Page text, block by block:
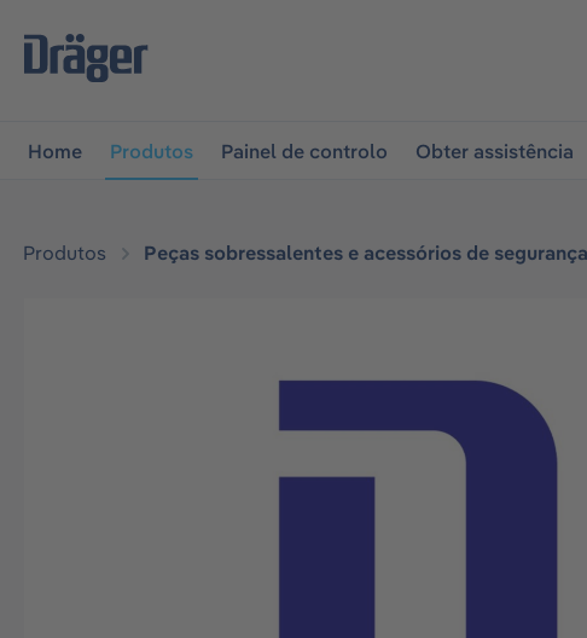
a navegação principal
Home Produtos Painel de controlo Obter assistência
Produtos Peças sobressalentes e acessórios de segurança